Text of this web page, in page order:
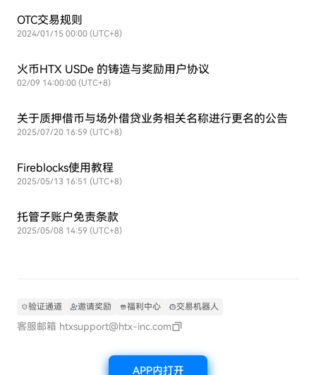
OTC交易规则
2024/01/15 00:00 (UTC+8)
火币HTX USDe 的铸造与奖励用户协议
02/09 14:00:00 (UTC+8)
关于质押借币与场外借贷业务相关名称进行更名的公告
2025/07/20 16:59 (UTC+8)
Fireblocks使用教程
2025/05/13 16:51 (UTC+8)
托管子账户免责条款
2025/05/08 14:59 (UTC+8)
验证通道 邀请奖励 福利中心 交易机器人
客服邮箱 htxsupport@htx-inc.com
APP内打开